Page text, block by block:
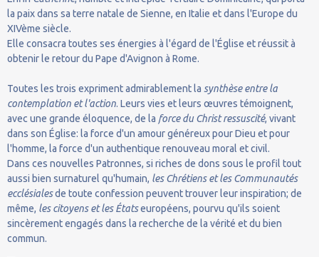
la paix dans sa terre natale de Sienne, en Italie et dans l'Europe du
XIVème siècle.
Elle consacra toutes ses énergies à l'égard de l'Église et réussit à
obtenir le retour du Pape d'Avignon à Rome.
Toutes les trois expriment admirablement la synthèse entre la
contemplation et l'action. Leurs vies et leurs œuvres témoignent,
avec une grande éloquence, de la force du Christ ressuscité, vivant
dans son Église: la force d'un amour généreux pour Dieu et pour
l'homme, la force d'un authentique renouveau moral et civil.
Dans ces nouvelles Patronnes, si riches de dons sous le profil tout
aussi bien surnaturel qu'humain, les Chrétiens et les Communautés
ecclésialesde toute confession peuvent trouver leur inspiration; de
même, les citoyens et les Étatseuropéens, pourvu qu'ils soient
sincèrement engagés dans la recherche de la vérité et du bien
commun.